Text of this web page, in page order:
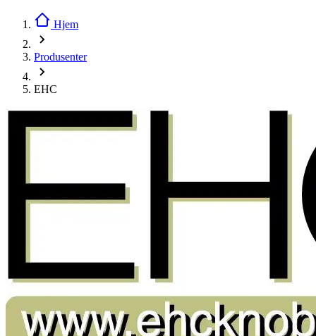
Hjem
Produsenter
EHC